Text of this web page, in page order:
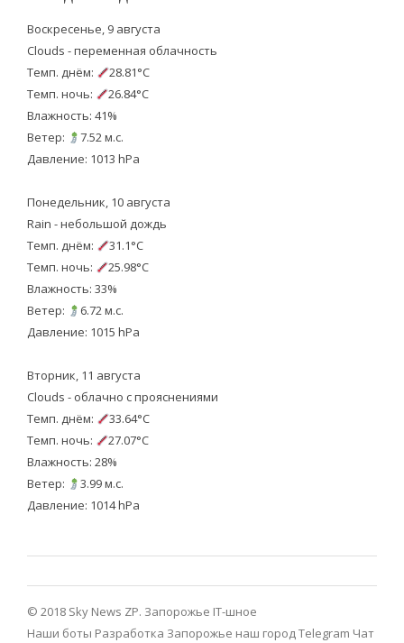
Воскресенье, 9 августа
Clouds - переменная облачность
Темп. днём:
28.81°C
Темп. ночь:
26.84°C
Влажность: 41%
Ветер:
7.52 м.с.
Давление: 1013 hPa
Понедельник, 10 августа
Rain - небольшой дождь
Темп. днём:
31.1°C
Темп. ночь:
25.98°C
Влажность: 33%
Ветер:
6.72 м.с.
Давление: 1015 hPa
Вторник, 11 августа
Clouds - облачно с прояснениями
Темп. днём:
33.64°C
Темп. ночь:
27.07°C
Влажность: 28%
Ветер:
3.99 м.с.
Давление: 1014 hPa
© 2018 Sky News ZP. Запорожье IT-шное
Наши боты Разработка Запорожье наш город Telegram Чат